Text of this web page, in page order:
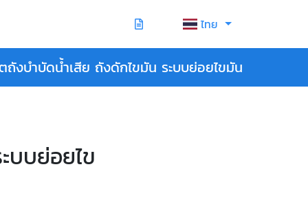
ไทย
ถังบำบัดน้ำเสีย ถังดักไขมัน ระบบย่อยไขมัน
บบย่อยไข